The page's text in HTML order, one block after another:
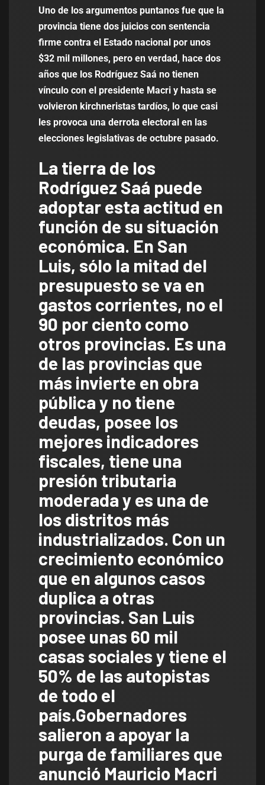
Uno de los argumentos puntanos fue que la
provincia tiene dos juicios con sentencia
firme contra el Estado nacional por unos
$32 mil millones, pero en verdad, hace dos
años que los Rodríguez Saá no tienen
vínculo con el presidente Macri y hasta se
volvieron kirchneristas tardíos, lo que casi
les provoca una derrota electoral en las
elecciones legislativas de octubre pasado.
La tierra de los
Rodríguez Saá puede
adoptar esta actitud en
función de su situación
económica. En San
Luis, sólo la mitad del
presupuesto se va en
gastos corrientes, no el
90 por ciento como
otros provincias. Es una
de las provincias que
más invierte en obra
pública y no tiene
deudas, posee los
mejores indicadores
fiscales, tiene una
presión tributaria
moderada y es una de
los distritos más
industrializados. Con un
crecimiento económico
que en algunos casos
duplica a otras
provincias. San Luis
posee unas 60 mil
casas sociales y tiene el
50% de las autopistas
de todo el
país.Gobernadores
salieron a apoyar la
purga de familiares que
anunció Mauricio Macri